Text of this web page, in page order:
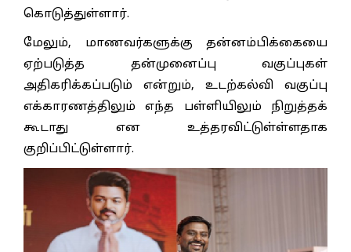
கொடுத்துள்ளார்.
மேலும், மாணவர்களுக்கு தன்னம்பிக்கையை
ஏற்படுத்த தன்முனைப்பு வகுப்புகள்
அதிகரிக்கப்படும் என்றும், உடற்கல்வி வகுப்பு
எக்காரணத்திலும் எந்த பள்ளியிலும் நிறுத்தக்
கூடாது என உத்தரவிட்டுள்ள்ளதாக
குறிப்பிட்டுள்ளார்.